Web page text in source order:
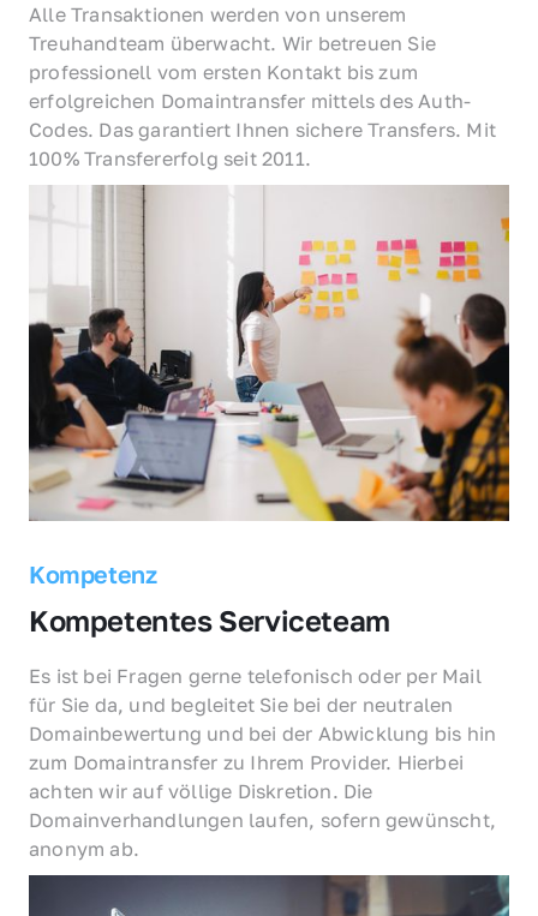
Alle Transaktionen werden von unserem
Treuhandteam überwacht. Wir betreuen Sie
professionell vom ersten Kontakt bis zum
erfolgreichen Domaintransfer mittels des Auth-
Codes. Das garantiert Ihnen sichere Transfers. Mit
100% Transfererfolg seit 2011.
Kompetenz
Kompetentes Serviceteam
Es ist bei Fragen gerne telefonisch oder per Mail
für Sie da, und begleitet Sie bei der neutralen
Domainbewertung und bei der Abwicklung bis hin
zum Domaintransfer zu Ihrem Provider. Hierbei
achten wir auf völlige Diskretion. Die
Domainverhandlungen laufen, sofern gewünscht,
anonym ab.